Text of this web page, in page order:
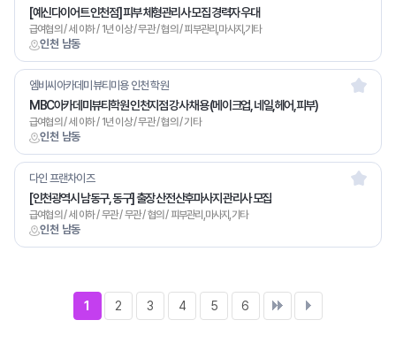
인천 남동
[예신다이어트 인천점] 피부 체형관리사 모집 경력자 우대
급여협의 / 세 이하 / 1년 이상 / 무관 / 협의 / 피부관리,마사지,기타
인천 남동
엠비씨아카데미뷰티미용 인천 학원
MBC아카데미뷰티학원 인천지점 강사 채용 (메이크업, 네일,헤어,피부)
급여협의 / 세 이하 / 1년 이상 / 무관 / 협의 / 기타
인천 남동
다인 프랜차이즈
[인천광역시 남동구, 동구] 출장 산전산후마사지 관리사 모집
급여협의 / 세 이하 / 무관 / 무관 / 협의 / 피부관리,마사지,기타
1 2 3 4 5 6